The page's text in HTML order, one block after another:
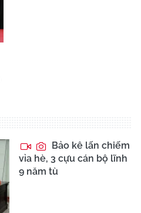
Bảo kê lấn chiếm
vỉa hè, 3 cựu cán bộ lĩnh
9 năm tù